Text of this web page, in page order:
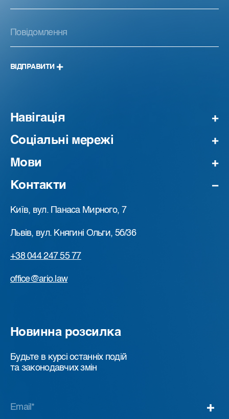
ВІДПРАВИТИ
Навігація
Соціальні мережі
Мови
Контакти
Київ, вул. Панаса Мирного, 7
Львів, вул. Княгині Ольги, 5б/36
+38 044 247 55 77
office@ario.law
Новинна розсилка
Будьте в курсі останніх подій
та законодавчих змін